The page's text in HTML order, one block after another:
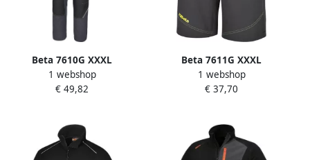
Beta 7610G XXXL
Werktrekking Broeken |
Grijs 076100006
1 webshop
€ 49,82
Beta 7611G XXXL
Werktrekking Bermuda |
Grijs 076110006
1 webshop
€ 37,70